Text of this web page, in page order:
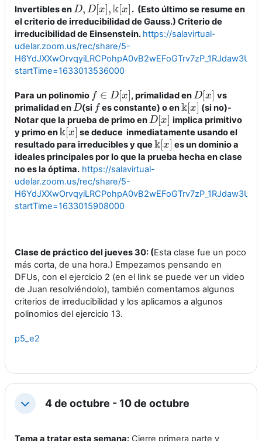
Invertibles enD, D[x],k[x]
D,D[x ,k x]
. (Esto último se resume en
el criterio de irreducibilidad de Gauss.) Criterio de
irreducibilidad de Einsenstein. https://salavirtual-
udelar.zoom.us/rec/share/5-
startTime=1633013536000
Para un polinomio f ∈ D[x]
f∈D [x] , primalidad enD[x]
D[ x] vs
primalidad enD
D (si f
f es constante) o enk[x]
k[ x] (si no)-
Notar que la prueba de primo enD[x]
D[ x]
implica primitivo
y primo enk[x]
k[ x] se deduce inmediatamente usando el
resultado para irreducibles y quek[x]
k[ x] es un dominio a
ideales principales por lo que la prueba hecha en clase
no es la óptima. https://salavirtual-
udelar.zoom.us/rec/share/5-
startTime=1633015908000
Clase de práctico del jueves 30: (Esta clase fue un poco
más corta, de una hora.) Empezamos pensando en
DFUs, con el ejercicio 2 (en el link se puede ver un video
de Juan resolviéndolo), también comentamos algunos
criterios de irreducibilidad y los aplicamos a algunos
polinomios del ejercicio 13.
p5_e2
Colapsar4 de octubre - 10 de octubre
Tema a tratar esta semana: Cierre primera parte y